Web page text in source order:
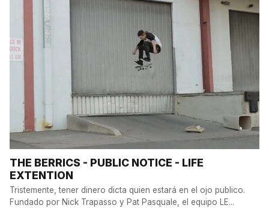
THE BERRICS - PUBLIC NOTICE - LIFE
EXTENTION
Tristemente, tener dinero dicta quien estará en el ojo publico.
Fundado por Nick Trapasso y Pat Pasquale, el equipo LE...